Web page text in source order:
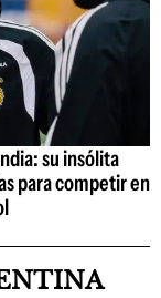
su insólita
para competir en